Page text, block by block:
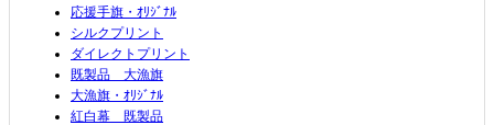
応援手旗・ｵﾘｼﾞﾅﾙ
シルクプリント
ダイレクトプリント
既製品 大漁旗
大漁旗・ｵﾘｼﾞﾅﾙ
紅白幕 既製品